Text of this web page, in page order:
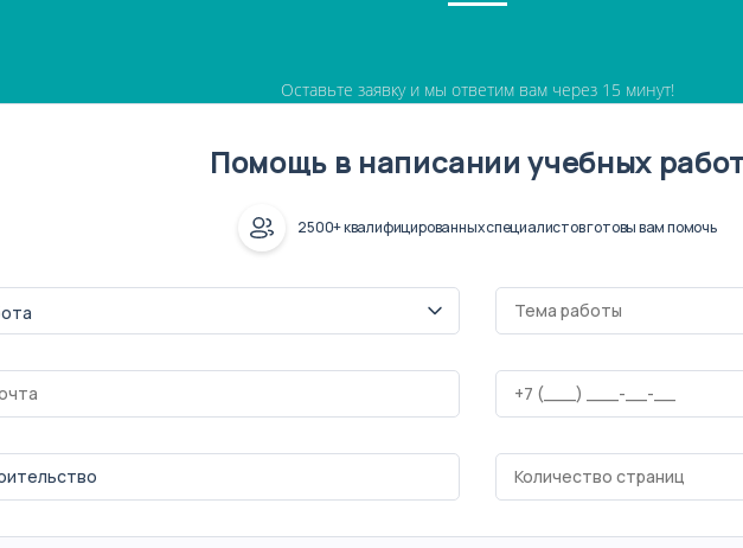
Оставьте заявку и мы ответим вам через 15 минут!
Помощь в написании учебных
2500+ квалифицированных специалистов готовы вам помочь